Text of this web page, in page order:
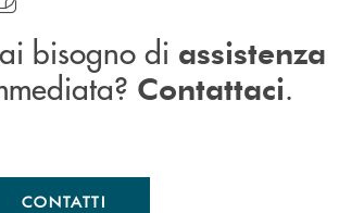
bisogno di assistenza
Contattaci.
CONTATTI